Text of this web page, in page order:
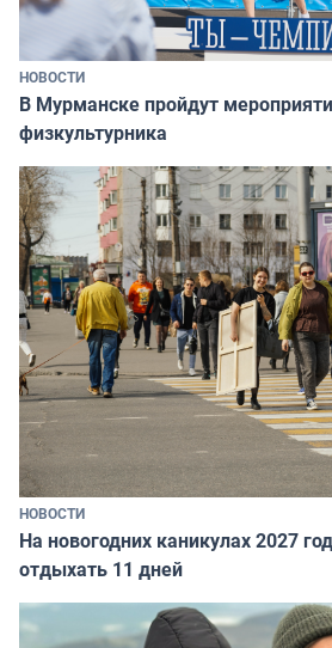
НОВОСТИ
В Мурманске пройдут
физкультурника
НОВОСТИ
На новогодних каникулах 2027
отдыхать 11 дней